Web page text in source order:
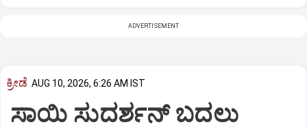
ADVERTISEMENT
ಕ್ರೀಡೆ AUG 10, 2026, 6:26 AM IST
ಸಾಯಿ ಸುದರ್ಶನ್‌ ಬದಲು